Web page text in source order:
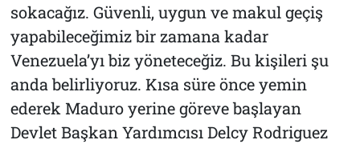
sokacağız. Güvenli, uygun ve makul geçiş
yapabileceğimiz bir zamana kadar
Venezuela’yı biz yöneteceğiz. Bu kişileri şu
anda belirliyoruz. Kısa süre önce yemin
ederek Maduro yerine göreve başlayan
Devlet Başkan Yardımcısı Delcy Rodriguez